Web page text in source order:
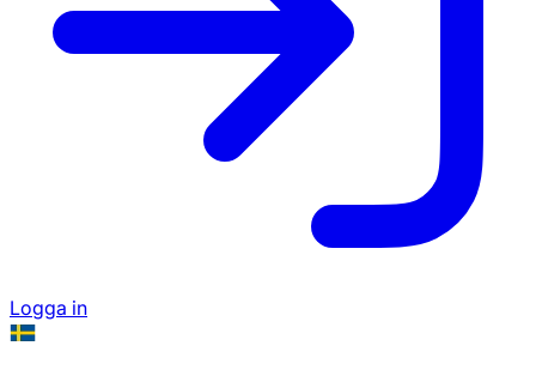
Logga in